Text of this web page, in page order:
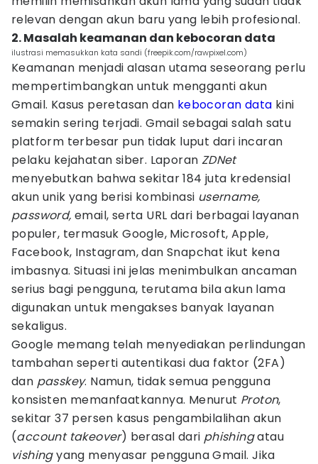
relevan dengan akun baru yang lebih profesional.
2. Masalah keamanan dan kebocoran data
ilustrasi memasukkan kata sandi (freepik.com/rawpixel.com)
Keamanan menjadi alasan utama seseorang perlu
mempertimbangkan untuk mengganti akun
Gmail. Kasus peretasan dan kebocoran data kini
semakin sering terjadi. Gmail sebagai salah satu
platform terbesar pun tidak luput dari incaran
pelaku kejahatan siber. Laporan ZDNet
menyebutkan bahwa sekitar 184 juta kredensial
akun unik yang berisi kombinasi username,
password, email, serta URL dari berbagai layanan
populer, termasuk Google, Microsoft, Apple,
Facebook, Instagram, dan Snapchat ikut kena
imbasnya. Situasi ini jelas menimbulkan ancaman
serius bagi pengguna, terutama bila akun lama
digunakan untuk mengakses banyak layanan
sekaligus.
Google memang telah menyediakan perlindungan
tambahan seperti autentikasi dua faktor (2FA)
dan passkey. Namun, tidak semua pengguna
konsisten memanfaatkannya. Menurut Proton,
sekitar 37 persen kasus pengambilalihan akun
(account takeover) berasal dari phishingatau
vishingyang menyasar pengguna Gmail. Jika